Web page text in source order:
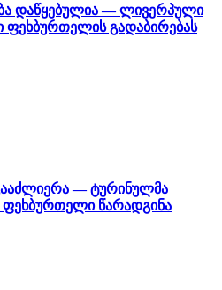
დაწყებულია — ლივერპული
ფეხბურთელის გადაბირებას
გააძლიერა — ტურინულმა
წარადგინა